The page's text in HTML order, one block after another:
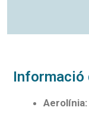
Informació
Aerolínia: